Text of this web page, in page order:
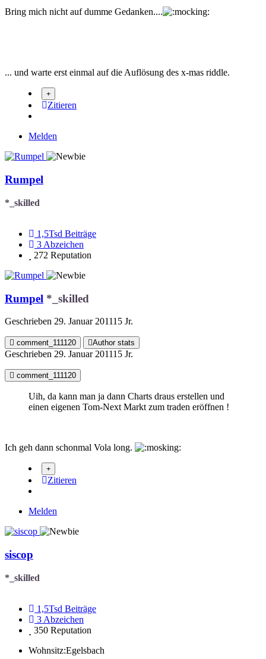
Bring mich nicht auf dumme Gedanken....
... und warte erst einmal auf die Auflösung des x-mas riddle.
Zitieren
Melden
Rumpel
*_skilled
1,5Tsd Beiträge
3 Abzeichen
272 Reputation
Rumpel *_skilled
Geschrieben 29. Januar 201115 Jr.
comment_111120 Author stats
Geschrieben 29. Januar 201115 Jr.
comment_111120
Uih, da kann man ja dann Charts draus erstellen und
einen eigenen Tom-Next Markt zum traden eröffnen !
Ich geh dann schonmal Vola long.
Zitieren
Melden
siscop
*_skilled
1,5Tsd Beiträge
3 Abzeichen
350 Reputation
Wohnsitz:Egelsbach